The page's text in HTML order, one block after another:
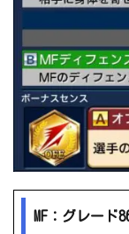
MF：グレード